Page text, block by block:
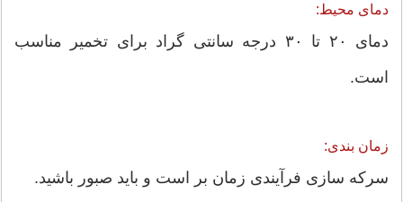
دمای محیط:
دمای ۲۰ تا ۳۰ درجه سانتی گراد برای تخمیر مناسب
است.
زمان بندی:
سرکه سازی فرآیندی زمان بر است و باید صبور باشید.